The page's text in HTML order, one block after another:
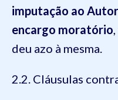
imputação ao
encargo moratório
deu azo à mesma.
2.2. Cláusulas